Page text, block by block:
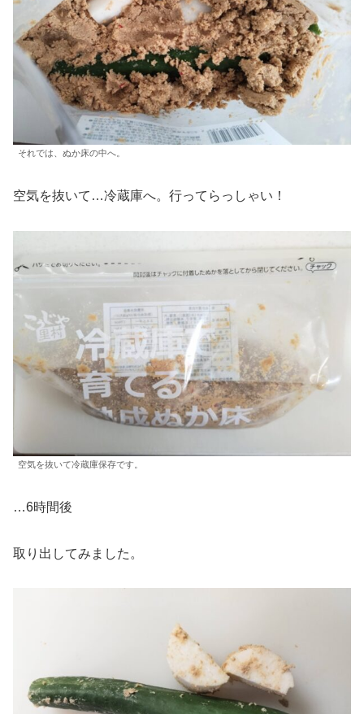
それでは、ぬか床の中へ。
空気を抜いて…冷蔵庫へ。行ってらっしゃい！
空気を抜いて冷蔵庫保存です。
…6時間後
取り出してみました。